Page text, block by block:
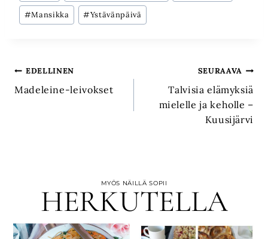
#Mansikka #Ystävänpäivä
Artikkelien
selaus
EDELLINEN
Madeleine-leivokset
SEURAAVA
Talvisia elämyksiä
mielelle ja keholle –
Kuusijärvi
MYÖS NÄILLÄ SOPII
HERKUTELLA